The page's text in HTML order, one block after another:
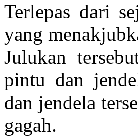
Terlepas dari
yang
Julukan
pintu dan
dan jendela
gagah.